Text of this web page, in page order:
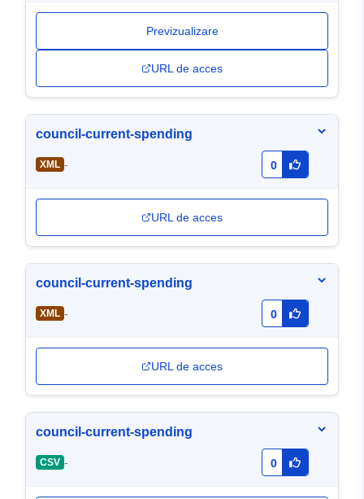
Previzualizare
URL de acces
council-current-spending
XML - 0
URL de acces
council-current-spending
XML - 0
URL de acces
council-current-spending
CSV - 0